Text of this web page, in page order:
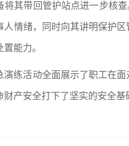
将其带回管护站点进一步核
人情绪，同时向其讲明保护
能力。
演练活动全面展示了职工在
产安全打下了坚实的安全基